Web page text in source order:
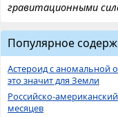
гравитационными
Популярное
Астероид с аномальной
это значит для Земли
Российско-
месяцев